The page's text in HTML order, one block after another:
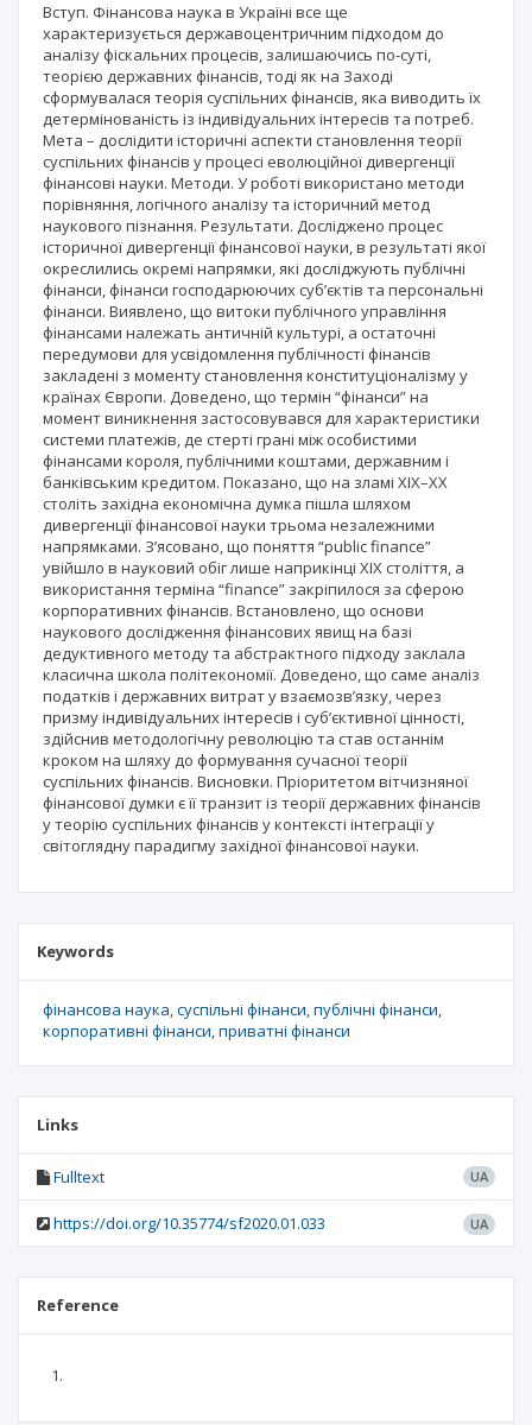
Вступ. Фінансова наука в Україні все ще
характеризується державоцентричним підходом до
аналізу фіскальних процесів, залишаючись по-суті,
теорією державних фінансів, тоді як на Заході
сформувалася теорія суспільних фінансів, яка виводить їх
детермінованість із індивідуальних інтересів та потреб.
Мета – дослідити історичні аспекти становлення теорії
суспільних фінансів у процесі еволюційної дивергенції
фінансові науки. Методи. У роботі використано методи
порівняння, логічного аналізу та історичний метод
наукового пізнання. Результати. Досліджено процес
історичної дивергенції фінансової науки, в результаті якої
окреслились окремі напрямки, які досліджують публічні
фінанси, фінанси господарюючих суб’єктів та персональні
фінанси. Виявлено, що витоки публічного управління
фінансами належать античній культурі, а остаточні
передумови для усвідомлення публічності фінансів
закладені з моменту становлення конституціоналізму у
країнах Європи. Доведено, що термін “фінанси” на
момент виникнення застосовувався для характеристики
системи платежів, де стерті грані між особистими
фінансами короля, публічними коштами, державним і
банківським кредитом. Показано, що на зламі XIX–XX
століть західна економічна думка пішла шляхом
дивергенції фінансової науки трьома незалежними
напрямками. З’ясовано, що поняття “public finance”
увійшло в науковий обіг лише наприкінці ХІХ століття, а
використання терміна “finance” закріпилося за сферою
корпоративних фінансів. Встановлено, що основи
наукового дослідження фінансових явищ на базі
дедуктивного методу та абстрактного підходу заклала
класична школа політекономії. Доведено, що саме аналіз
податків і державних витрат у взаємозв’язку, через
призму індивідуальних інтересів і суб’єктивної цінності,
здійснив методологічну революцію та став останнім
кроком на шляху до формування сучасної теорії
суспільних фінансів. Висновки. Пріоритетом вітчизняної
фінансової думки є її транзит із теорії державних фінансів
у теорію суспільних фінансів у контексті інтеграції у
світоглядну парадигму західної фінансової науки.
Keywords
фінансова наука суспільні фінанси публічні фінанси
корпоративні фінанси приватні фінанси
Links
Fulltext UA
https://doi.org/10.35774/sf2020.01.033 UA
Reference